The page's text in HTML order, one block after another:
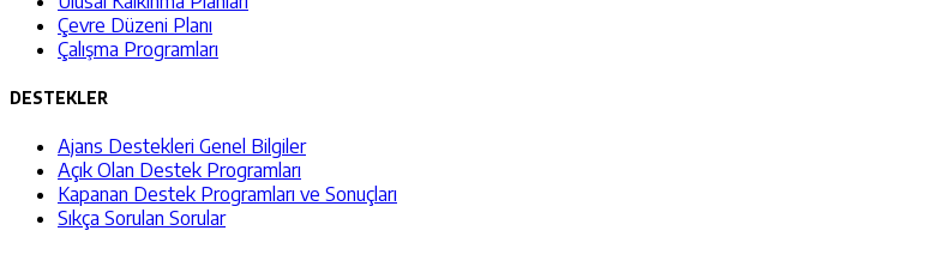
Çevre Düzeni Planı
Çalışma Programları
DESTEKLER
Ajans Destekleri Genel Bilgiler
Açık Olan Destek Programları
Kapanan Destek Programları ve Sonuçları
Sıkça Sorulan Sorular